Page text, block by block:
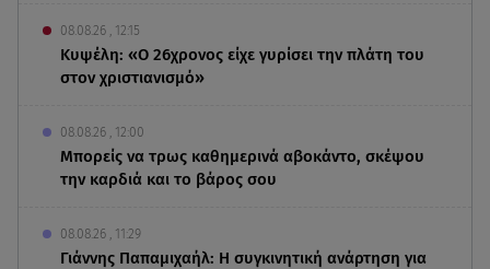
08.08.26 , 12:15
Κυψέλη: «Ο 26χρονος είχε γυρίσει την πλάτη του
στον χριστιανισμό»
08.08.26 , 12:00
Μπορείς να τρως καθημερινά αβοκάντο, σκέψου
την καρδιά και το βάρος σου
08.08.26 , 11:29
Γιάννης Παπαμιχαήλ: Η συγκινητική ανάρτηση για